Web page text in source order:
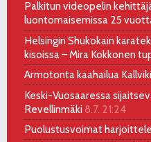
Palkitun videopelin
luontomaisemissa 25
Helsingin Shukokain
kisoissa – Mira Kokkonen
Armotonta kaahailua
Keski-Vuosaaressa
Revellinmäki 8.7. 21:24
Puolustusvoimat